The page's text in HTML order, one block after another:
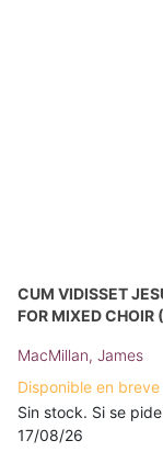
CUM VIDISSET
FOR MIXED CHOIR
MacMillan, James
Disponible en breve
Sin stock. Si se
17/08/26